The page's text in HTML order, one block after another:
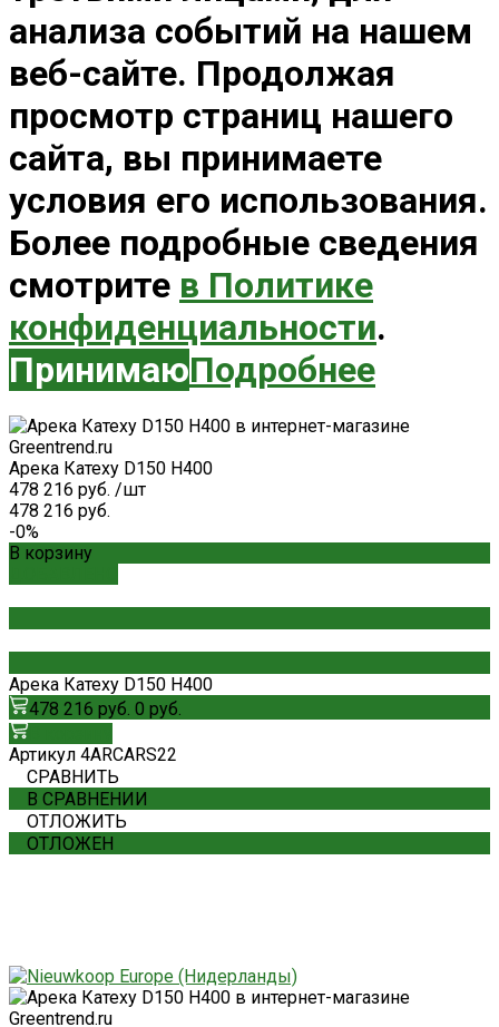
анализа событий на нашем
веб-сайте. Продолжая
просмотр страниц нашего
сайта, вы принимаете
условия его использования.
Более подробные сведения
смотрите в Политике
конфиденциальности.
ПринимаюПодробнее
Арека Катеху D150 H400
478 216 руб. /шт
478 216 руб.
-0%
В корзину
Арека Катеху D150 H400
478 216 руб. 0 руб.
Артикул 4ARCARS22
СРАВНИТЬ
В СРАВНЕНИИ
ОТЛОЖИТЬ
ОТЛОЖЕН